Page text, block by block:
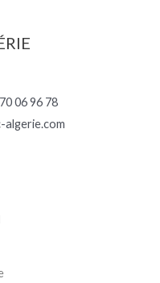
06 96 78